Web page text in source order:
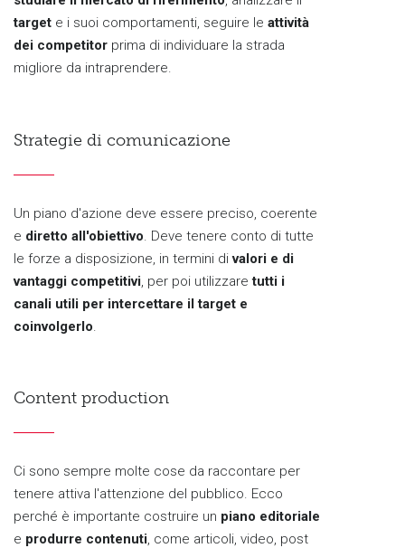
target e i suoi comportamenti, seguire le attività
dei competitor prima di individuare la strada
migliore da intraprendere.
Strategie di comunicazione
Un piano d'azione deve essere preciso, coerente
e diretto all'obiettivo . Deve tenere conto di tutte
le forze a disposizione, in termini divalori e di
vantaggi competitivi , per poi utilizzaretutti i
canali utili per intercettare il target e
coinvolgerlo
Content production
Ci sono sempre molte cose da raccontare per
tenere attiva l'attenzione del pubblico. Ecco
perché è importante costruire un piano editoriale
e produrre contenuti, come articoli, video, post